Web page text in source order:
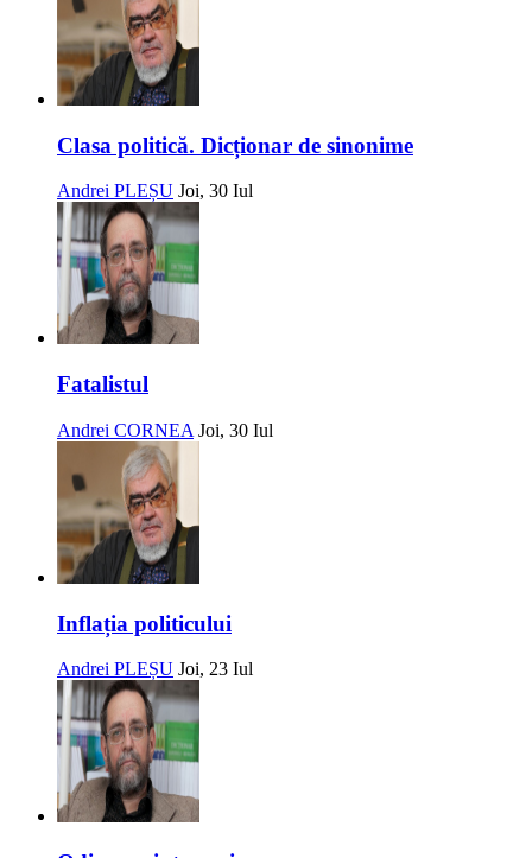
Clasa politică. Dicționar de sinonime
Andrei PLEȘU Joi, 30 Iul
Fatalistul
Andrei CORNEA Joi, 30 Iul
Inflația politicului
Andrei PLEȘU Joi, 23 Iul